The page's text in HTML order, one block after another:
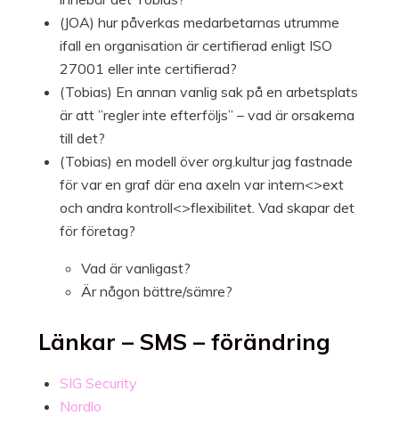
(JOA) hur påverkas medarbetarnas utrumme
ifall en organisation är certifierad enligt ISO
27001 eller inte certifierad?
(Tobias) En annan vanlig sak på en arbetsplats
är att ”regler inte efterföljs” – vad är orsakerna
till det?
(Tobias) en modell över org.kultur jag fastnade
för var en graf där ena axeln var intern<>ext
och andra kontroll<>flexibilitet. Vad skapar det
för företag?
Vad är vanligast?
Är någon bättre/sämre?
Länkar – SMS – förändring
SIG Security
Nordlo